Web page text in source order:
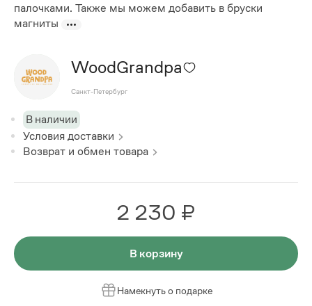
палочками. Также мы можем добавить в бруски
магниты
WoodGrandpa
Санкт-Петербург
В наличии
Условия доставки
Возврат и обмен товара
2 230 ₽
В корзину
Намекнуть о подарке